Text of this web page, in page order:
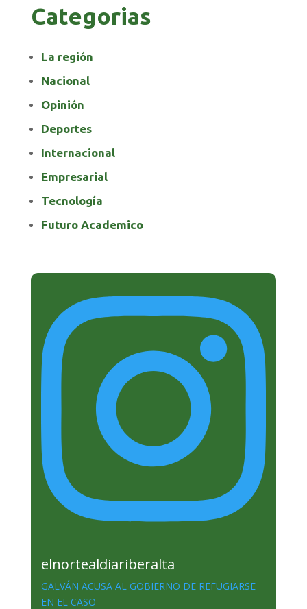
Categorias
La región
Nacional
Opinión
Deportes
Internacional
Empresarial
Tecnología
Futuro Academico
elnortealdiariberalta
GALVÁN ACUSA AL GOBIERNO DE REFUGIARSE
EN EL CASO